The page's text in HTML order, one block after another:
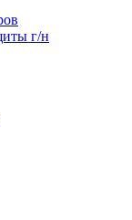
г/н